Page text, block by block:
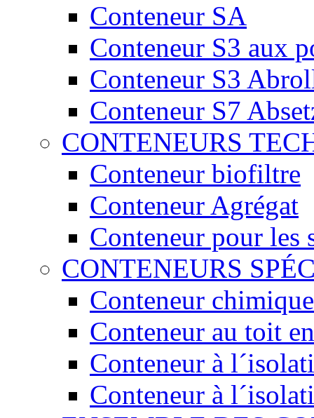
Conteneur SA
Conteneur S3 aux
Conteneur S3
Conteneur S7
CONTENEURS
Conteneur biofiltre
Conteneur Agrégat
Conteneur pour les
CONTENEURS
Conteneur chimique
Conteneur au toit
Conteneur à
Conteneur à